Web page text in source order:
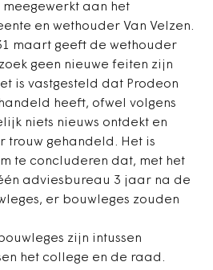
aan het
en wethouder Van Velzen.
maart geeft de wethouder
geen nieuwe feiten zijn
is vastgesteld dat Prodeon
heeft, ofwel volgens
niets nieuws ontdekt en
trouw gehandeld. Het is
te concluderen dat, met het
adviesbureau 3 jaar na de
er bouwleges zouden
zijn intussen
het college en de raad.